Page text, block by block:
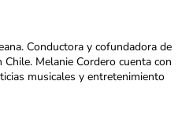
Conductora y cofundadora de
Melanie Cordero cuenta con
musicales y entretenimiento